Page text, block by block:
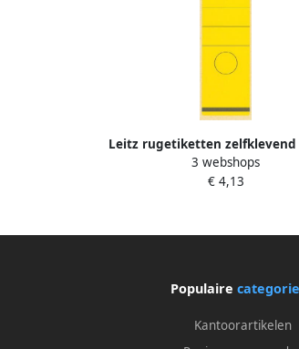
Leitz rugetiketten zelfklevend
28 5 cm pak van 10 stuks
3 webshops
€ 4,13
Populaire
Kantoorartikelen